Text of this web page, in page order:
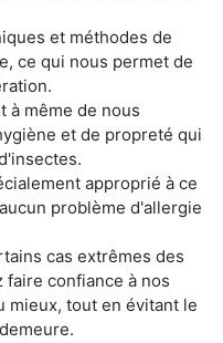
et méthodes de
ce qui nous permet de
à même de nous
et de propreté qui
approprié à ce
problème d'allergie
cas extrêmes des
confiance à nos
mieux, tout en évitant le